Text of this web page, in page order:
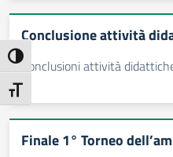
Attiva/disattiva alto contrasto
Attiva/disattiva dimensione testo
Conclusione attività
Conclusioni attività
Finale 1° Torneo